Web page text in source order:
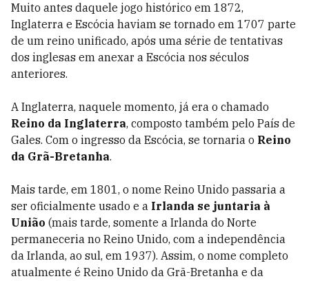
Muito antes daquele jogo histórico em 1872,
Inglaterra e Escócia haviam se tornado em 1707 parte
de um reino unificado, após uma série de tentativas
dos inglesas em anexar a Escócia nos séculos
anteriores.
A Inglaterra, naquele momento, já era o chamado
Reino da Inglaterra, composto também pelo País de
Gales. Com o ingresso da Escócia, se tornaria o Reino
da Grã-Bretanha.
Mais tarde, em 1801, o nome Reino Unido passaria a
ser oficialmente usado e a Irlanda se juntaria à
União (mais tarde, somente a Irlanda do Norte
permaneceria no Reino Unido, com a independência
da Irlanda, ao sul, em 1937). Assim, o nome completo
atualmente é Reino Unido da Grã-Bretanha e da